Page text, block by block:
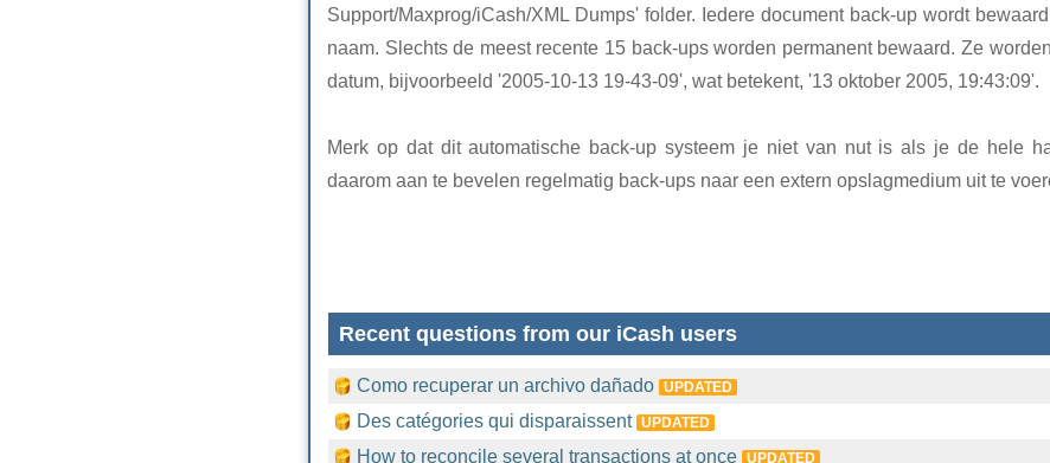
Support/Maxprog/iCash/XML Dumps' folder. Iedere document back-up wordt
naam. Slechts de meest recente 15 back-ups worden permanent bewaard. Ze
datum, bijvoorbeeld '2005-10-13 19-43-09', wat betekent, '13 oktober 2005, 19:43:09'.
Merk op dat dit automatische back-up systeem je niet van nut is als je de hele
daarom aan te bevelen regelmatig back-ups naar een extern opslagmedium uit te
Recent questions from our iCash users
Como recuperar un archivo dañado UPDATED
Des catégories qui disparaissent UPDATED
How to reconcile several transactions at once UPDATED